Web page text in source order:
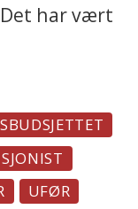
har vært
UFØR